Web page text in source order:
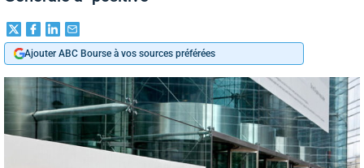
Ajouter ABC Bourse à vos sources préférées